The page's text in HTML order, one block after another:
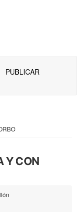
PUBLICAR
Y CON